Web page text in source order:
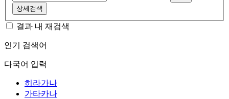
상세검색
결과 내 재검색
인기 검색어
다국어 입력
히라가나
가타카나